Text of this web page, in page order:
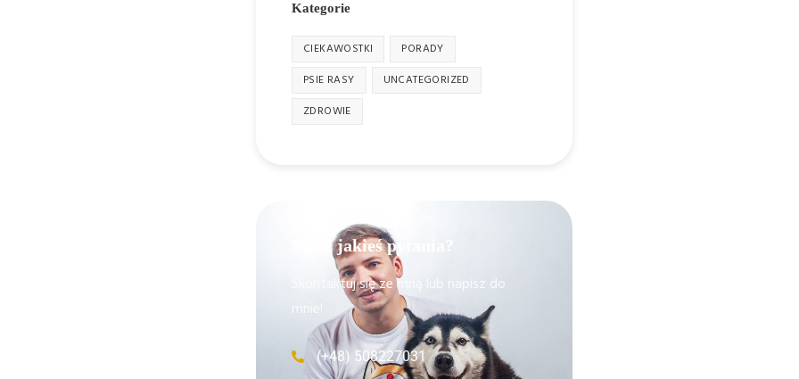
Kategorie
CIEKAWOSTKI
PORADY
PSIE RASY
UNCATEGORIZED
ZDROWIE
Masz jakieś pytania?
Skontaktuj się ze mną lub napisz do
mnie!
(+48) 508227031